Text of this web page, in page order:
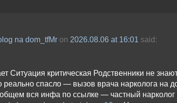
na dom_tfMron 2026.08.06 at 16:01 said:
Ситуация критическая Родственники не
реально спасло — вызов врача нарколога на
вся инфа по ссылке — частный